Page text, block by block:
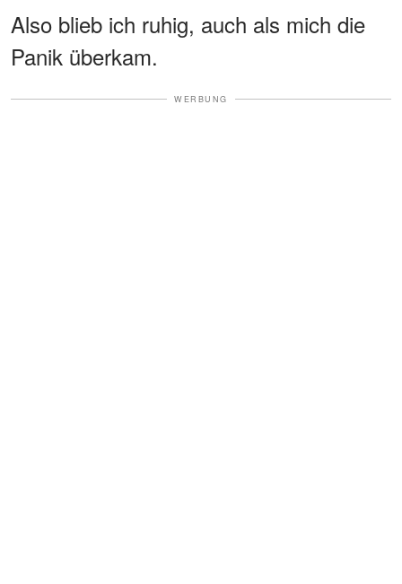
Also blieb ich ruhig, auch als mich die
Panik überkam.
WERBUNG